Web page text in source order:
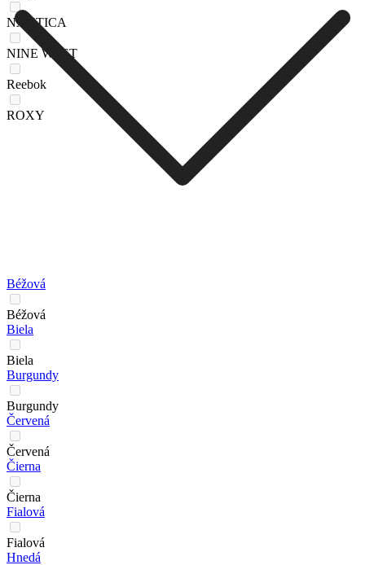
NAUTICA
NINE WEST
Reebok
ROXY
Béžová
Béžová
Biela
Biela
Burgundy
Burgundy
Červená
Červená
Čierna
Čierna
Fialová
Fialová
Hnedá